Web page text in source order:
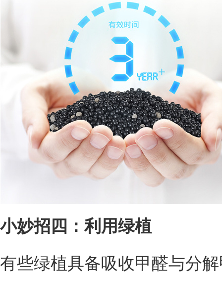
小妙招四：利用绿植
有些绿植具备吸收甲醛与分